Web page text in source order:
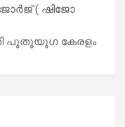
ജോ​ർ​ജ് ( ഷിജോ
പുതുയുഗ കേരളം